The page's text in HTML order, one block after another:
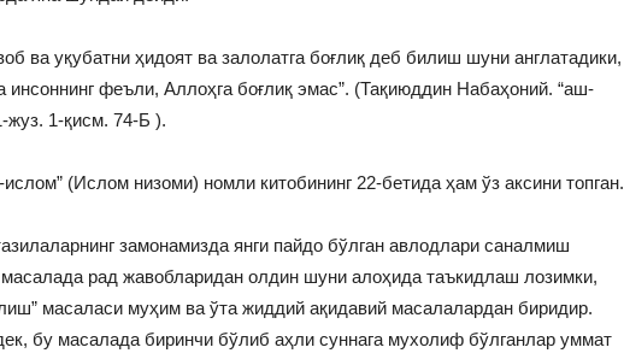
ва уқубатни ҳидоят ва залолатга боғлиқ деб билиш шуни англатадики,
инсоннинг феъли, Аллоҳга боғлиқ эмас”. (Тақиюддин Набаҳоний. “аш-
жуз. 1-қисм. 74-Б ).
(Ислом низоми) номли китобининг 22-бетида ҳам ўз аксини топган.
замонамизда янги пайдо бўлган авлодлари саналмиш
масалада рад жавобларидан олдин шуни алоҳида таъкидлаш лозимки,
масаласи муҳим ва ўта жиддий ақидавий масалалардан биридир.
бу масалада биринчи бўлиб аҳли суннага мухолиф бўлганлар уммат